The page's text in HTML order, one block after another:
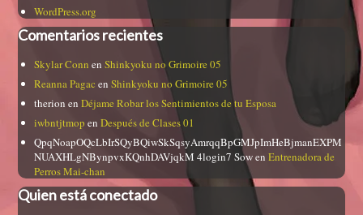
WordPress.org
Comentarios recientes
Skylar Conn enShinkyoku no Grimoire 05
Reanna Pagac enShinkyoku no Grimoire 05
therion enDéjame Robar los Sentimientos de tu Esposa
iwbntjtmop enDespués de Clases 01
QpqNoapOQcLbIrSQyBQiwSkSqsyAmrqqBpGMJpImHeBjmanEXPM
NUAXHLgNBynpvxKQnhDAVjqkM 4login7 SowenEntrenadora de
Perros Mai-chan
Quien está conectado